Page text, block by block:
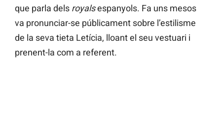
que parla dels royalsespanyols. Fa uns mesos
va pronunciar-se públicament sobre l’estilisme
de la seva tieta Letícia, lloant el seu vestuari i
prenent-la com a referent.